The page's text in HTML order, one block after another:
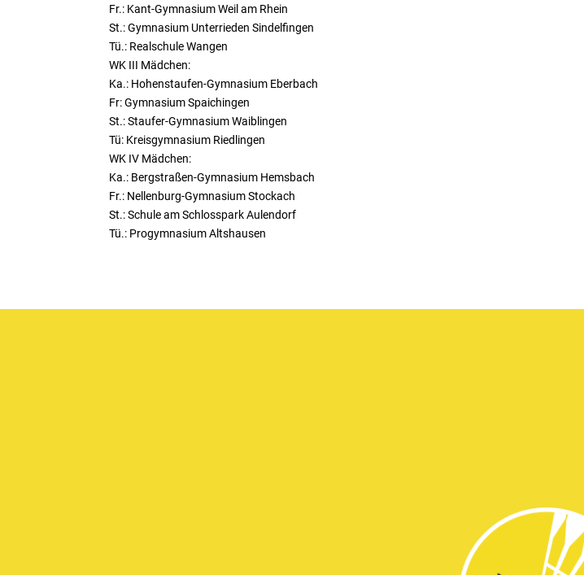
Fr.: Kant-Gymnasium Weil am Rhein
St.: Gymnasium Unterrieden Sindelfingen
Tü.: Realschule Wangen
WK III Mädchen:
Ka.: Hohenstaufen-Gymnasium Eberbach
Fr: Gymnasium Spaichingen
St.: Staufer-Gymnasium Waiblingen
Tü: Kreisgymnasium Riedlingen
WK IV Mädchen:
Ka.: Bergstraßen-Gymnasium Hemsbach
Fr.: Nellenburg-Gymnasium Stockach
St.: Schule am Schlosspark Aulendorf
Tü.: Progymnasium Altshausen